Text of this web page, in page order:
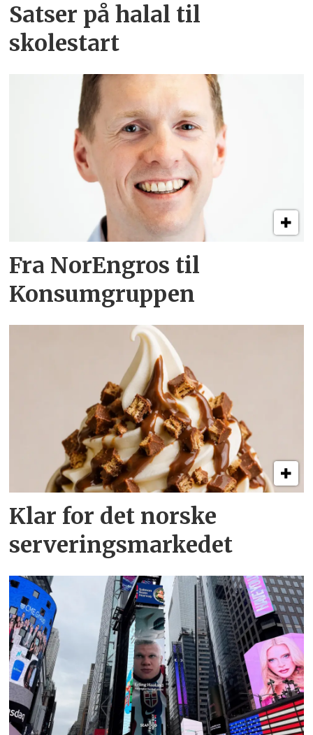
Satser på halal til
skolestart
Fra NorEngros til
Konsumgruppen
Klar for det norske
serveringsmarkedet